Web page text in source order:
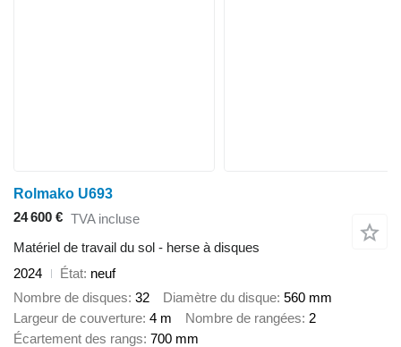
Rolmako U693
24 600 € TVA incluse
Matériel de travail du sol - herse à disques
2024
État neuf
Nombre de disques 32 Diamètre du disque 560 mm
Largeur de couverture 4 m Nombre de rangées 2
Écartement des rangs 700 mm